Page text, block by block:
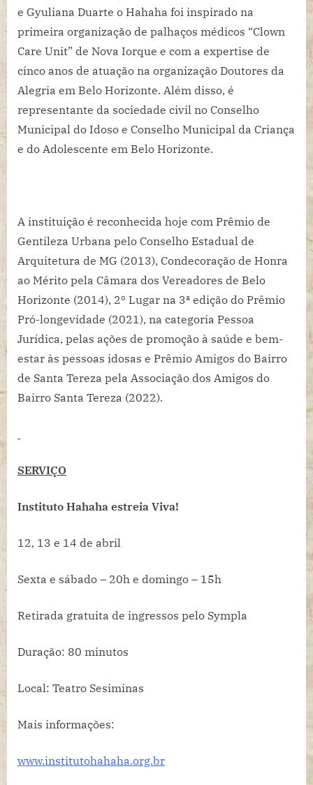
e Gyuliana Duarte o Hahaha foi inspirado na
primeira organização de palhaços médicos “Clown
Care Unit” de Nova Iorque e com a expertise de
cinco anos de atuação na organização Doutores da
Alegria em Belo Horizonte. Além disso, é
representante da sociedade civil no Conselho
Municipal do Idoso e Conselho Municipal da Criança
e do Adolescente em Belo Horizonte.
A instituição é reconhecida hoje com Prêmio de
Gentileza Urbana pelo Conselho Estadual de
Arquitetura de MG (2013), Condecoração de Honra
ao Mérito pela Câmara dos Vereadores de Belo
Horizonte (2014), 2º Lugar na 3ª edição do Prêmio
Pró-longevidade (2021), na categoria Pessoa
Jurídica, pelas ações de promoção à saúde e bem-
estar às pessoas idosas e Prêmio Amigos do Bairro
de Santa Tereza pela Associação dos Amigos do
Bairro Santa Tereza (2022).
SERVIÇO
Instituto Hahaha estreia Viva!
12, 13 e 14 de abril
Sexta e sábado – 20h e domingo – 15h
Retirada gratuita de ingressos pelo Sympla
Duração: 80 minutos
Local: Teatro Sesiminas
Mais informações:
www.institutohahaha.org.br